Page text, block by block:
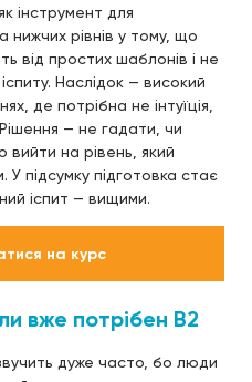
інструмент для
рівнів у тому, що
від простих шаблонів і не
Наслідок — високий
де потрібна не інтуїція,
— не гадати, чи
вийти на рівень, який
підсумку підготовка стає
іспит — вищими.
на курс
вже потрібен B2
дуже часто, бо люди